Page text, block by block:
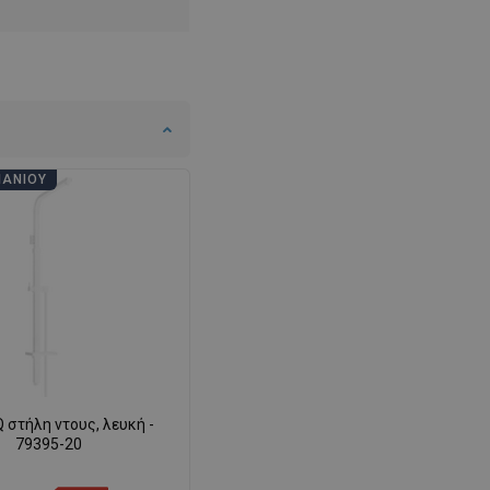
στήλη ντους, λευκή -
79395-20